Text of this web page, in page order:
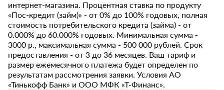
интернет-магазина. Процентная ставка по продукту
«Пос-кредит (займ)» - от 0% до 100% годовых, полная
стоимость потребительского кредита (займа) - от
0.000% до 60.000% годовых. Минимальная сумма -
3000 р., максимальная сумма - 500 000 рублей. Срок
предоставления - от 3 до 36 месяцев. Ваш тариф и
размер ежемесячного платежа будет определен по
результатам рассмотрения заявки. Условия АО
«Тинькофф Банк» и ООО МФК «Т-Финанс».